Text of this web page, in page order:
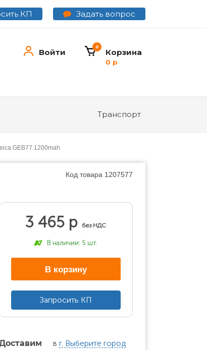
КП Задать вопрос
Войти Корзина
0
0 р
Транспорт
GEB77 1200mah
Код товара 1207577
3 465 р без НДС
В наличии: 5 шт.
В корзину
Запросить КП
в г. Выберите город